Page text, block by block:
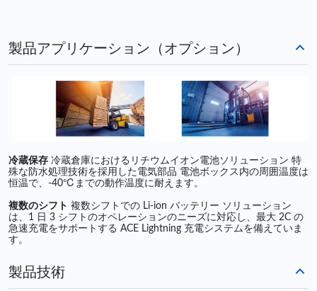
製品アプリケーション（オプション）
冷蔵保存 冷蔵倉庫におけるリチウムイオン電池ソリューション 特
殊な防水処理技術を採用した電気部品 電池ボックス内の周囲温度は
恒温で、-40℃までの動作温度に耐えます。
複数のシフト 複数シフトでの Li-ion バッテリー ソリューション
は、1 日 3 シフトのオペレーションのニーズに対応し、最大 2C の
急速充電をサポートする ACE Lightning 充電システムを備えていま
す。
製品技術